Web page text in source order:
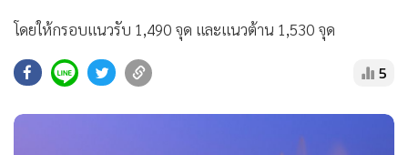
โดยให้กรอบแนวรับ 1,490 จุด และแนวต้าน 1,530 จุด
5